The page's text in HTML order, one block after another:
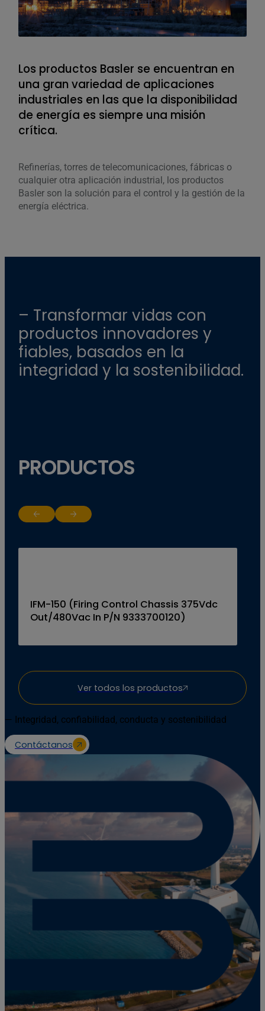
Los productos Basler se encuentran en
una gran variedad de aplicaciones
industriales en las que la disponibilidad
de energía es siempre una misión
crítica.
Refinerías, torres de telecomunicaciones, fábricas o
cualquier otra aplicación industrial, los productos
Basler son la solución para el control y la gestión de la
energía eléctrica.
– Transformar vidas con
productos innovadores y
fiables, basados en la
integridad y la sostenibilidad.
PRODUCTOS
Return to previous slide
Jump to next slide
IFM-150 (Firing Control Chassis 375Vdc
Out/480Vac In P/N 9333700120)
Ver todos los productos
— Integridad, confiabilidad, conducta y sostenibilidad
Contáctanos